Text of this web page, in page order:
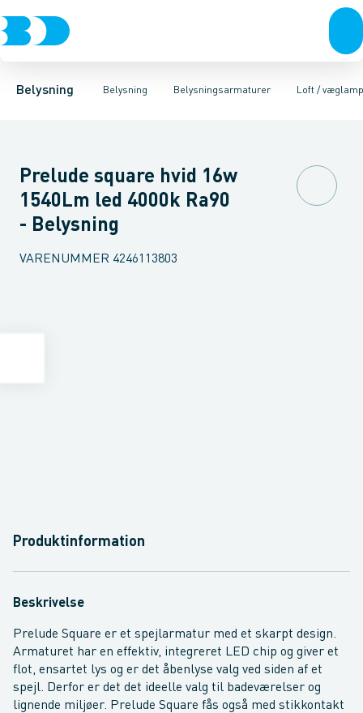
Belysning Belysning
Belysning Belysningsarmaturer
LyskilderBelysningsarmaturerLysstyringTilbehør tilLoft /
PendlerIndustriarmatur og halbelysningArmaturer for vej og
Prelude square hvid 16w
1540Lm led 4000k Ra90
- Belysning
VARENUMMER 4246113803
Produktinformation
Beskrivelse
Prelude Square er et spejlarmatur med et skarpt design.
Armaturet har en effektiv, integreret LED chip og giver et
flot, ensartet lys og er det åbenlyse valg ved siden af et
spejl. Derfor er det det ideelle valg til badeværelser og
lignende miljøer. Prelude Square fås også med stikkontakt